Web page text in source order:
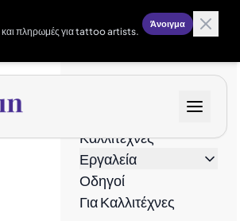
και πληρωμές για tattoo artists.
Άνοιγμα
Καλλιτέχνες
Εργαλεία
Οδηγοί
Για Καλλιτέχνες